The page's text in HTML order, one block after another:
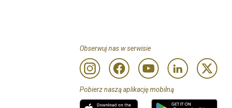
Obserwuj nas w serwisie
Pobierz naszą aplikację mobilną